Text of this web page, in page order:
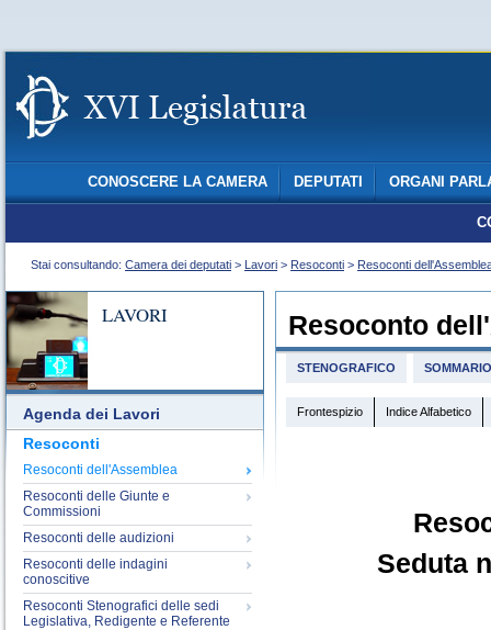
CONOSCERE LA CAMERA DEPUTATI ORGANI
Stai consultando: Camera dei deputati > Lavori > Resoconti > Resoconti
LAVORI
Agenda dei Lavori
Resoconti
Resoconti dell'Assemblea
Resoconti delle Giunte e
Commissioni
Resoconti delle audizioni
Resoconti delle indagini
conoscitive
Resoconti Stenografici delle sedi
Legislativa, Redigente e Referente
Resoconto
STENOGRAFICO SOMMARIO
Frontespizio Indice Alfabetico
Seduta